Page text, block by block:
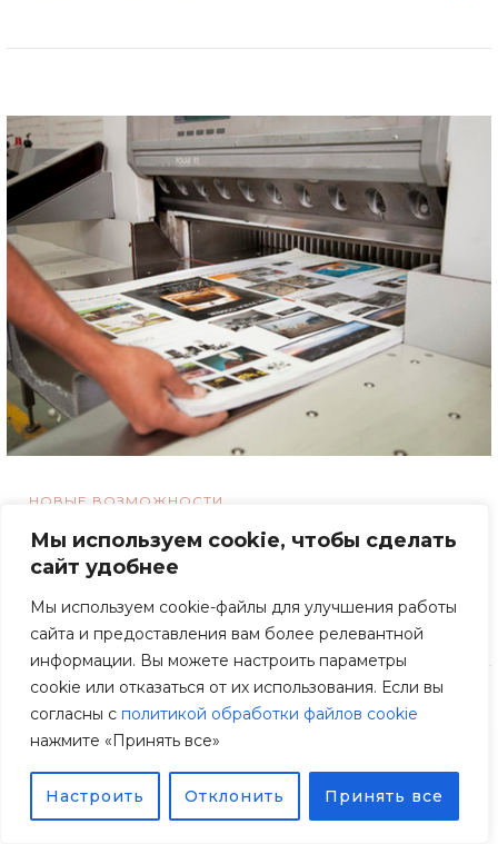
Мы используем cookie, чтобы сделать
сайт удобнее
Мы используем cookie-файлы для улучшения работы
сайта и предоставления вам более релевантной
информации. Вы можете настроить параметры
cookie или отказаться от их использования. Если вы
согласны с политикой обработки файлов cookie
нажмите «Принять все»
Настроить Отклонить Принять все
НОВЫЕ ВОЗМОЖНОСТИ
Операция «Резка»
обновлено18.11.2020 Прочитать